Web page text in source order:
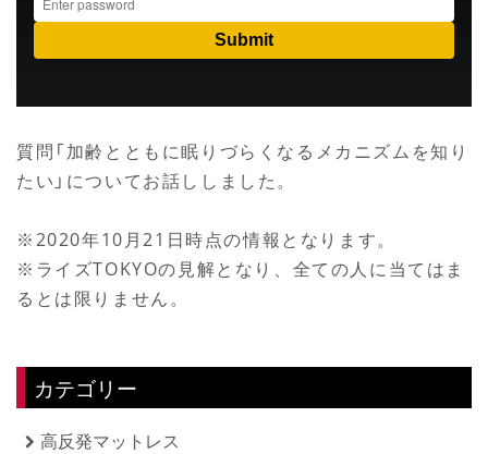
質問「加齢とともに眠りづらくなるメカニズムを知り
たい」についてお話ししました。
※2020年10月21日時点の情報となります。
※ライズTOKYOの見解となり、全ての人に当てはま
るとは限りません。
カテゴリー
高反発マットレス